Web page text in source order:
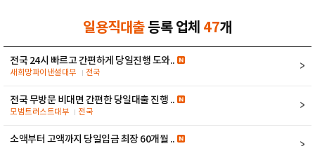
일용직대출등록 업체 47개
전국 24시 빠르고 간편하게 당일진행 도와..
새희망파이낸셜대부 전국
전국 무방문 비대면 간편한 당일대출 진행 ..
모범트러스트대부 전국
소액부터 고액까지 당일입금 최장 60개월 ..